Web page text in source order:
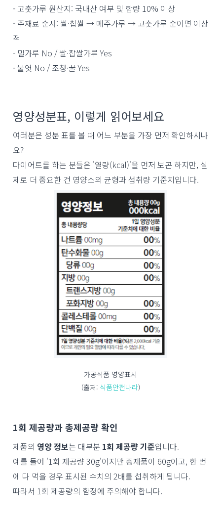
- 고춧가루 원산지: 국내산 여부 및 함량 10% 이상
- 주재료 순서: 쌀·찹쌀 → 메주가루 → 고춧가루 순이면 이상
적
- 밀가루 No / 쌀·찹쌀가루 Yes
- 물엿 No / 조청·꿀 Yes
영양성분표, 이렇게 읽어보세요
여러분은 성분 표를 볼 때 어느 부분을 가장 먼저 확인하시나
요?
다이어트를 하는 분들은 '열량(kcal)'을 먼저 보곤 하지만, 실
제로 더 중요한 건 영양소의 균형과 섭취량 기준치입니다.
가공식품 영양표시
(출처: 식품안전나라)
1회 제공량과 총제공량 확인
제품의 영양 정보는 대부분 1회 제공량 기준입니다.
예를 들어 '1회 제공량 30g'이지만 총제품이 60g이고, 한 번
에 다 먹을 경우 표시된 수치의 2배를 섭취하게 됩니다.
따라서 1회 제공량의 함정에 주의해야 합니다.